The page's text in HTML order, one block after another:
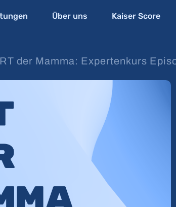
Über uns Kaiser Score
der Mamma: Expertenkurs